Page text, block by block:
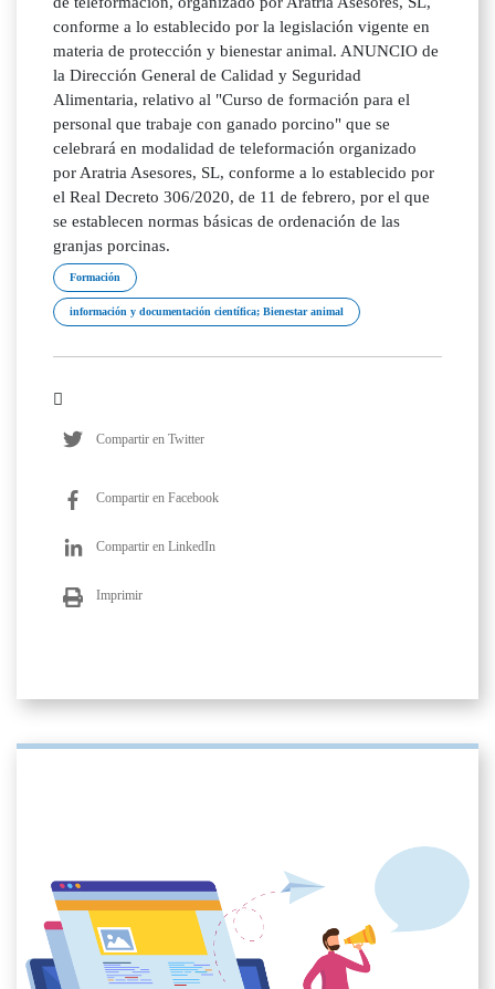
conforme a lo establecido por la legislación vigente en
materia de protección y bienestar animal. ANUNCIO de
la Dirección General de Calidad y Seguridad
Alimentaria, relativo al "Curso de formación para el
personal que trabaje con ganado porcino" que se
celebrará en modalidad de teleformación organizado
por Aratria Asesores, SL, conforme a lo establecido por
el Real Decreto 306/2020, de 11 de febrero, por el que
se establecen normas básicas de ordenación de las
granjas porcinas.
Formación
información y documentación científica; Bienestar animal
Compartir en Twitter
Compartir en Facebook
Compartir en LinkedIn
Imprimir